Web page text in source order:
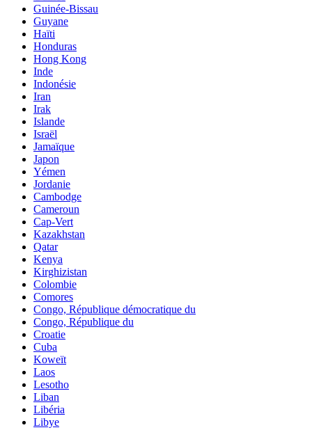
Guinée-Bissau
Guyane
Haïti
Honduras
Hong Kong
Inde
Indonésie
Iran
Irak
Islande
Israël
Jamaïque
Japon
Yémen
Jordanie
Cambodge
Cameroun
Cap-Vert
Kazakhstan
Qatar
Kenya
Kirghizistan
Colombie
Comores
Congo, République démocratique du
Congo, République du
Croatie
Cuba
Koweït
Laos
Lesotho
Liban
Libéria
Libye